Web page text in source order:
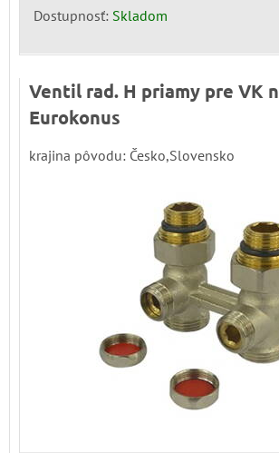
Dostupnosť: Skladom
Ventil rad. H priamy pre VK
Eurokonus
krajina pôvodu: Česko,Slovensko